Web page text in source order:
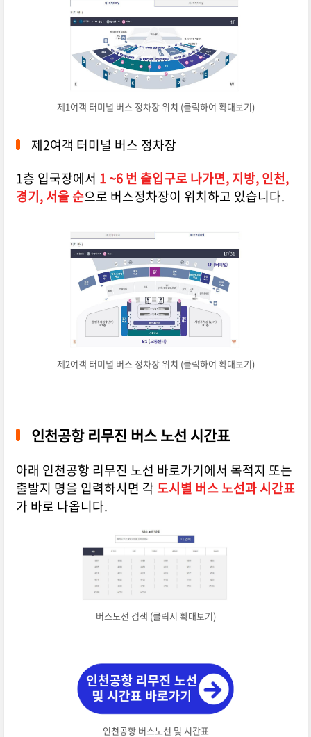
제1여객 터미널 버스 정차장 위치 (클릭하여 확대보기)
제2여객 터미널 버스 정차장
1층 입국장에서 1 ~6 번 출입구로 나가면, 지방, 인천,
경기, 서울 순으로 버스정차장이 위치하고 있습니다.
제2여객 터미널 버스 정차장 위치 (클릭하여 확대보기)
인천공항 리무진 버스 노선 시간표
아래 인천공항 리무진 노선 바로가기에서 목적지 또는
출발지 명을 입력하시면 각 도시별 버스 노선과 시간표
가 바로 나옵니다.
버스노선 검색 (클릭시 확대보기)
인천공항 버스노선 및 시간표